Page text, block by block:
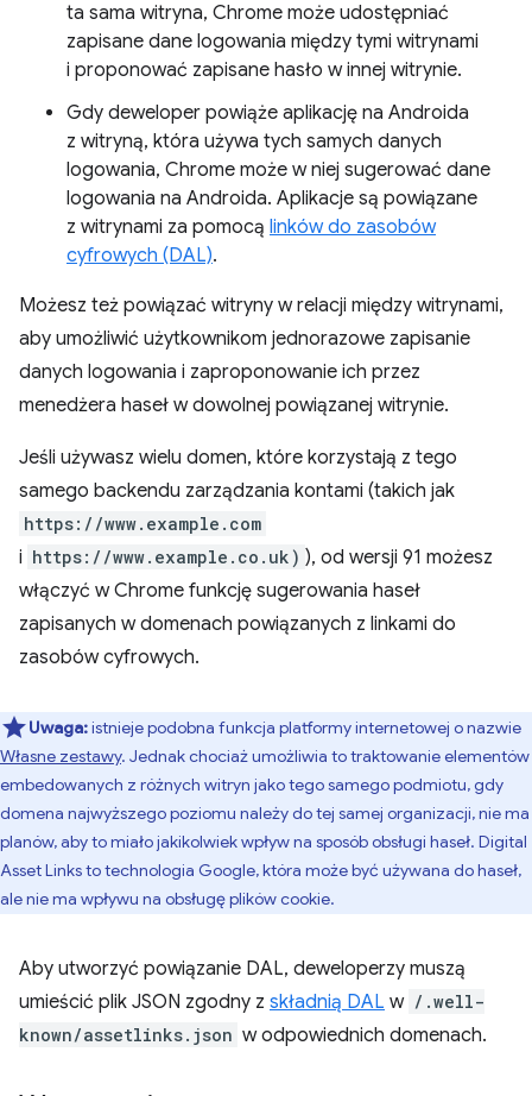
ta sama witryna, Chrome może udostępniać
zapisane dane logowania między tymi witrynami
i proponować zapisane hasło w innej witrynie.
Gdy deweloper powiąże aplikację na Androida
z witryną, która używa tych samych danych
logowania, Chrome może w niej sugerować dane
logowania na Androida. Aplikacje są powiązane
z witrynami za pomocą linków do zasobów
cyfrowych (DAL).
Możesz też powiązać witryny w relacji między witrynami,
aby umożliwić użytkownikom jednorazowe zapisanie
danych logowania i zaproponowanie ich przez
menedżera haseł w dowolnej powiązanej witrynie.
Jeśli używasz wielu domen, które korzystają z tego
samego backendu zarządzania kontami (takich jak
https://www.example.com
i https://www.example.co.uk) ), od wersji 91 możesz
włączyć w Chrome funkcję sugerowania haseł
zapisanych w domenach powiązanych z linkami do
zasobów cyfrowych.
Uwaga:istnieje podobna funkcja platformy internetowej o nazwie
Własne zestawy. Jednak chociaż umożliwia to traktowanie elementów
embedowanych z różnych witryn jako tego samego podmiotu, gdy
domena najwyższego poziomu należy do tej samej organizacji, nie ma
planów, aby to miało jakikolwiek wpływ na sposób obsługi haseł. Digital
Asset Links to technologia Google, która może być używana do haseł,
ale nie ma wpływu na obsługę plików cookie.
Aby utworzyć powiązanie DAL, deweloperzy muszą
umieścić plik JSON zgodny z składnią DAL w /.well-
known/assetlinks.json w odpowiednich domenach.